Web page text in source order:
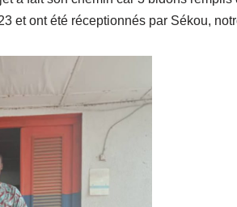
et ont été réceptionnés par Sékou,